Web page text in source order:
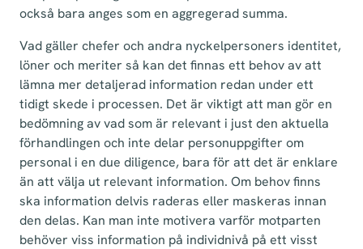
också bara anges som en aggregerad summa.
Vad gäller chefer och andra nyckelpersoners identitet,
löner och meriter så kan det finnas ett behov av att
lämna mer detaljerad information redan under ett
tidigt skede i processen. Det är viktigt att man gör en
bedömning av vad som är relevant i just den aktuella
förhandlingen och inte delar personuppgifter om
personal i en due diligence, bara för att det är enklare
än att välja ut relevant information. Om behov finns
ska information delvis raderas eller maskeras innan
den delas. Kan man inte motivera varför motparten
behöver viss information på individnivå på ett visst